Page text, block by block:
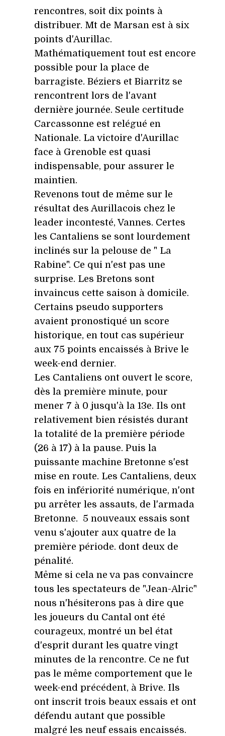
rencontres, soit dix points à
distribuer. Mt de Marsan est à six
points d'Aurillac.
Mathématiquement tout est encore
possible pour la place de
barragiste. Béziers et Biarritz se
rencontrent lors de l'avant
dernière journée. Seule certitude
Carcassonne est relégué en
Nationale. La victoire d'Aurillac
face à Grenoble est quasi
indispensable, pour assurer le
maintien.
Revenons tout de même sur le
résultat des Aurillacois chez le
leader incontesté, Vannes. Certes
les Cantaliens se sont lourdement
inclinés sur la pelouse de " La
Rabine". Ce qui n'est pas une
surprise. Les Bretons sont
invaincus cette saison à domicile.
Certains pseudo supporters
avaient pronostiqué un score
historique, en tout cas supérieur
aux 75 points encaissés à Brive le
week-end dernier.
Les Cantaliens ont ouvert le score,
dès la première minute, pour
mener 7 à 0 jusqu'à la 13e. Ils ont
relativement bien résistés durant
la totalité de la première période
(26 à 17) à la pause. Puis la
puissante machine Bretonne s'est
mise en route. Les Cantaliens, deux
fois en infériorité numérique, n'ont
pu arrêter les assauts, de l'armada
Bretonne. 5 nouveaux essais sont
venu s'ajouter aux quatre de la
première période. dont deux de
pénalité.
Même si cela ne va pas convaincre
tous les spectateurs de "Jean-Alric"
nous n'hésiterons pas à dire que
les joueurs du Cantal ont été
courageux, montré un bel état
d'esprit durant les quatre vingt
minutes de la rencontre. Ce ne fut
pas le même comportement que le
week-end précédent, à Brive. Ils
ont inscrit trois beaux essais et ont
défendu autant que possible
malgré les neuf essais encaissés.